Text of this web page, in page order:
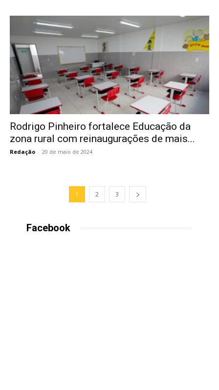
Rodrigo Pinheiro fortalece Educação da
zona rural com reinaugurações de mais...
Redação - 20 de maio de 2024
1 2 3
Facebook